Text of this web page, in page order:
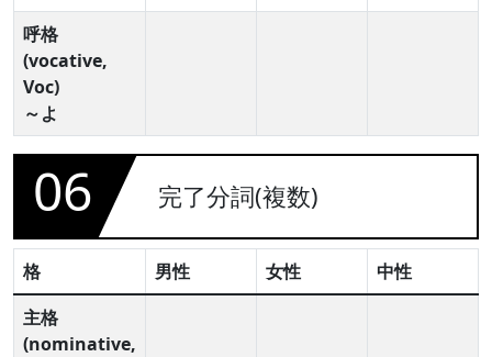
呼格
(vocative,
Voc)
～よ
06 完了分詞(複数)
格 男性 女性
中性
主格
(nominative,